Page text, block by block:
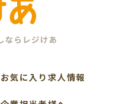
お気に入り求人情報